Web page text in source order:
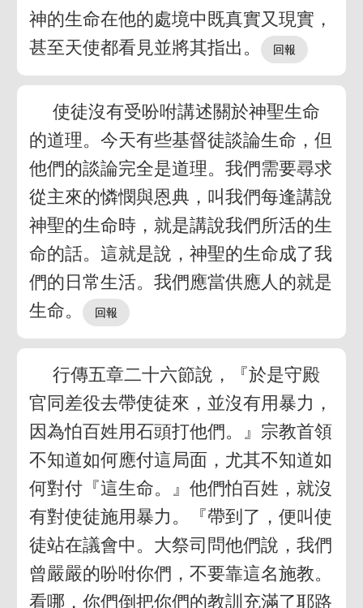
神的生命在他的處境中既真實又現實，
甚至天使都看見並將其指出。
使徒沒有受吩咐講述關於神聖生命
的道理。今天有些基督徒談論生命，但
他們的談論完全是道理。我們需要尋求
從主來的憐憫與恩典，叫我們每逢講說
神聖的生命時，就是講說我們所活的生
命的話。這就是說，神聖的生命成了我
們的日常生活。我們應當供應人的就是
生命。
行傳五章二十六節說，『於是守殿
官同差役去帶使徒來，並沒有用暴力，
因為怕百姓用石頭打他們。』宗教首領
不知道如何應付這局面，尤其不知道如
何對付『這生命。』他們怕百姓，就沒
有對使徒施用暴力。『帶到了，便叫使
徒站在議會中。大祭司問他們說，我們
曾嚴嚴的吩咐你們，不要靠這名施教。
看哪，你們倒把你們的教訓充滿了耶路